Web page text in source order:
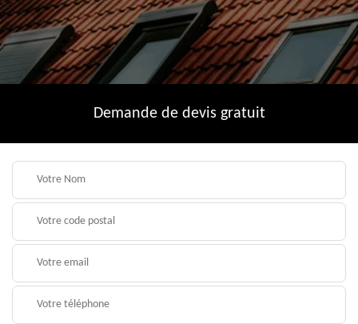
Demande de devis gratuit